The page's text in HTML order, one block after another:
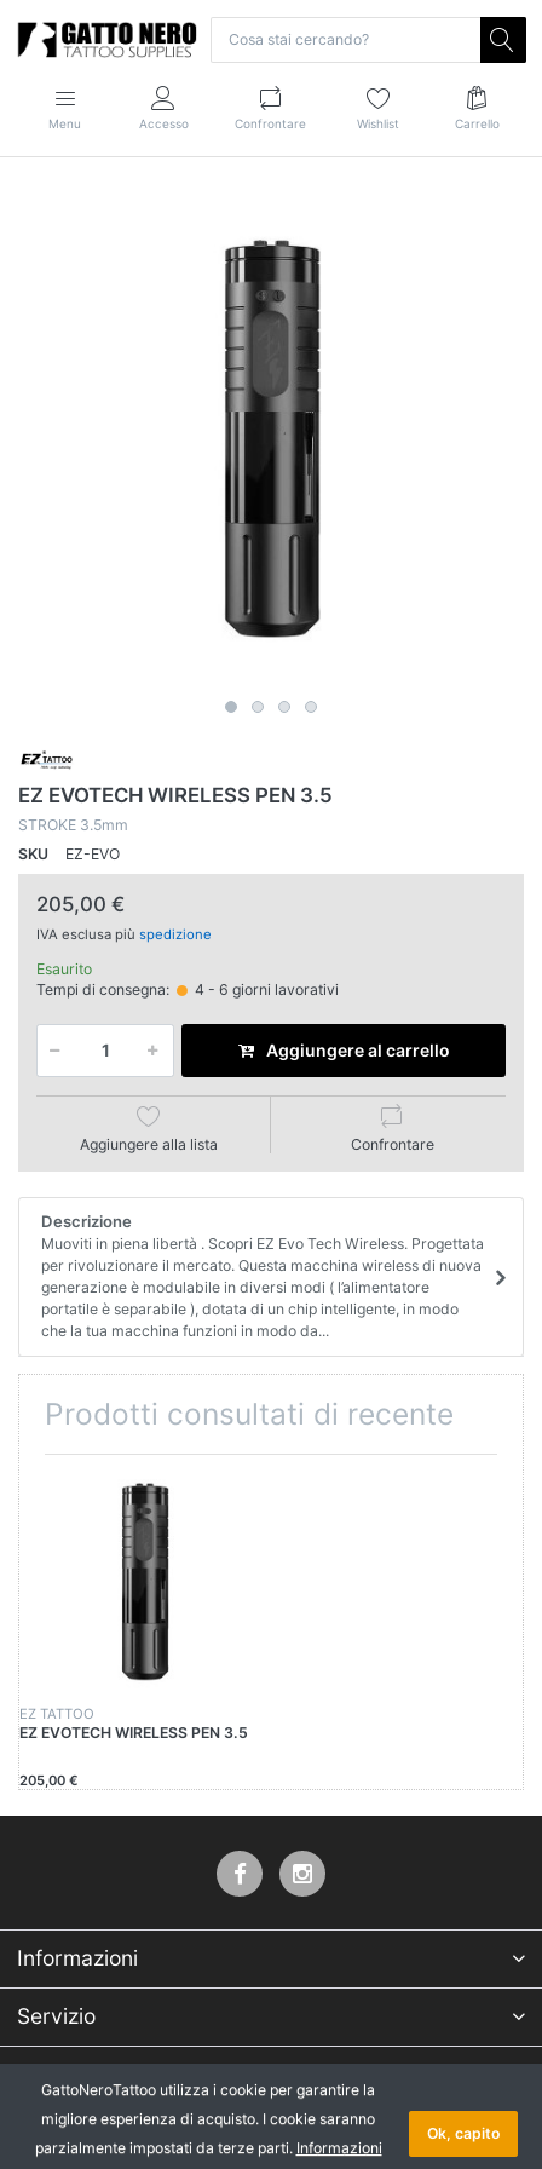
Menu Accesso Confrontare Wishlist Carrello
EZ EVOTECH WIRELESS PEN 3.5
STROKE 3.5mm
SKU
EZ-EVO
205,00 €
IVA esclusa più spedizione
Esaurito
Tempi di consegna:
4 - 6 giorni lavorativi
Aggiungere al carrello
Aggiungere alla lista Confrontare
Descrizione
Muoviti in piena libertà . Scopri EZ Evo Tech Wireless. Progettata
per rivoluzionare il mercato. Questa macchina wireless di nuova
generazione è modulabile in diversi modi ( l’alimentatore
portatile è separabile ), dotata di un chip intelligente, in modo
che la tua macchina funzioni in modo da...
Prodotti consultati di recente
EZ TATTOO
EZ EVOTECH WIRELESS PEN 3.5
205,00 €
Informazioni
Servizio
* Tutti i prezzi IVA esclusa, più
spedizione.
Copyright © 2026 GattoNeroTattoo.
Tutti i diritti riservati.
GattoNeroTattoo utilizza i cookie per garantire la
migliore esperienza di acquisto. I cookie saranno
parzialmente impostati da terze parti. Informazioni
Ok, capito